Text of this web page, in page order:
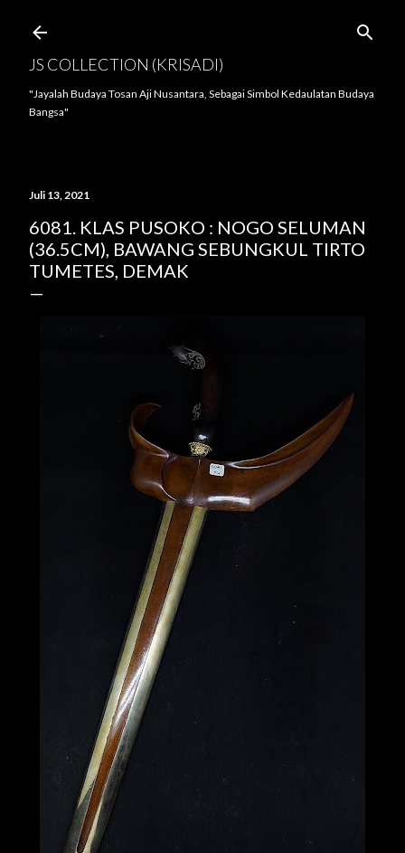
JS COLLECTION (KRISADI)
"Jayalah Budaya Tosan Aji Nusantara, Sebagai Simbol Kedaulatan Budaya
Bangsa"
Juli 13, 2021
6081. KLAS PUSOKO : NOGO SELUMAN
(36.5CM), BAWANG SEBUNGKUL TIRTO
TUMETES, DEMAK